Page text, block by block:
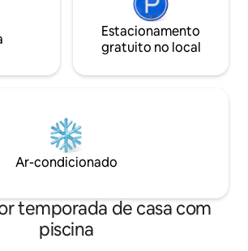
Estacionamento
gratuito no local
Ar-condicionado
temporada de casa com
piscina